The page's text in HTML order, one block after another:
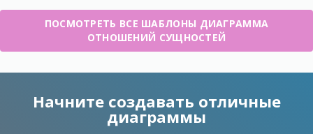
ПОСМОТРЕТЬ ВСЕ ШАБЛОНЫ ДИАГРАММА
ОТНОШЕНИЙ СУЩНОСТЕЙ
Начните создавать отличные
диаграммы